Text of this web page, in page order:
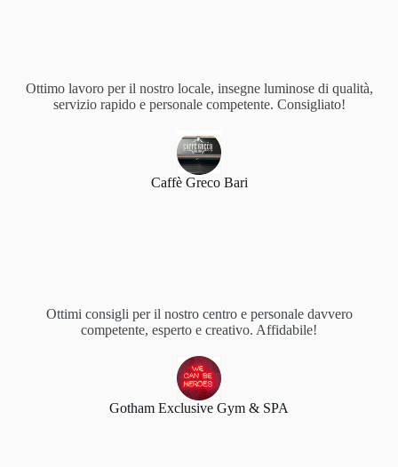
Ottimo lavoro per il nostro locale, insegne luminose di qualità,
servizio rapido e personale competente. Consigliato!
Caffè Greco Bari
Ottimi consigli per il nostro centro e personale davvero
competente, esperto e creativo. Affidabile!
Gotham Exclusive Gym & SPA